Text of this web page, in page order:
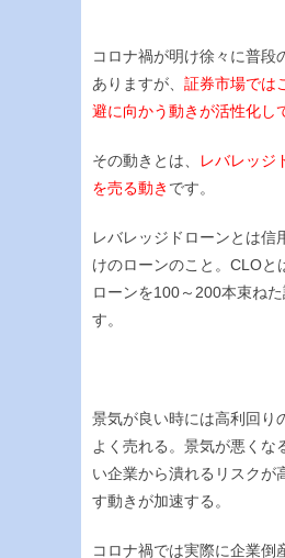
コロナ禍が明け徐々に普段
ありますが、 証券市場では
避に向かう動きが活性化し
その動きとは、
レバレッジ
を売る動き です。
レバレッジドローンとは信
けのローンのこと。CLOと
ローンを100～200本束ね
す。
景気が良い時には高利回り
よく売れる。景気が悪くな
い企業から潰れるリスクが
す動きが加速する。
コロナ禍では実際に企業倒